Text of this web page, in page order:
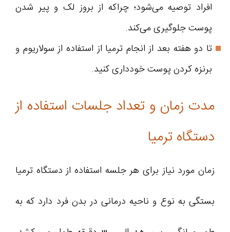
افراد توصیه می‌شود؛ چراکه از بروز لک و پیر شدن
پوست جلوگیری می‌کند.
تا دو هفته بعد از انجام ترمیا از استفاده از سولاریوم و
برنزه کردن پوست خودداری کنید.
مدت زمان و تعداد جلسات استفاده از
دستگاه ترمیا
زمان مورد نیاز برای هر جلسه استفاده از دستگاه ترمیا
بستگی به نوع و ناحیه درمانی در بدن فرد دارد که به